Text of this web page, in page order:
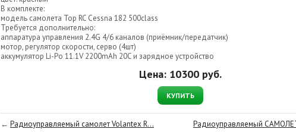
В комплекте:
модель самолета Top RC Cessna 182 500class
Требуется дополнительно:
аппаратура управления 2.4G 4/6 каналов (приёмник/передатчик)
мотор, регулятор скорости, серво (4шт)
аккумулятор Li-Po 11.1V 2200mAh 20C и зарядное устройство
Цена: 10300руб.
КУПИТЬ
← Радиоуправляемый самолет Volantex R... Радиоуправляемый